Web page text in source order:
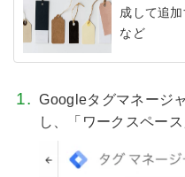
成して追
など
Googleタグマネージ
し、「ワークスペー